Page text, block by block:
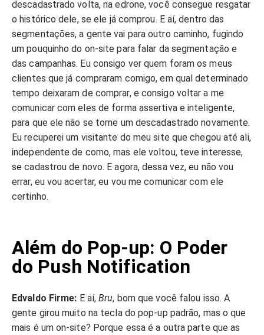
descadastrado volta, na edrone, você consegue resgatar
o histórico dele, se ele já comprou. E aí, dentro das
segmentações, a gente vai para outro caminho, fugindo
um pouquinho do on-site para falar da segmentação e
das campanhas. Eu consigo ver quem foram os meus
clientes que já compraram comigo, em qual determinado
tempo deixaram de comprar, e consigo voltar a me
comunicar com eles de forma assertiva e inteligente,
para que ele não se torne um descadastrado novamente.
Eu recuperei um visitante do meu site que chegou até ali,
independente de como, mas ele voltou, teve interesse,
se cadastrou de novo. E agora, dessa vez, eu não vou
errar, eu vou acertar, eu vou me comunicar com ele
certinho.
Além do Pop-up: O Poder
do Push Notification
Edvaldo Firme: E aí,Bru, bom que você falou isso. A
gente girou muito na tecla do pop-up padrão, mas o que
mais é um on-site? Porque essa é a outra parte que as